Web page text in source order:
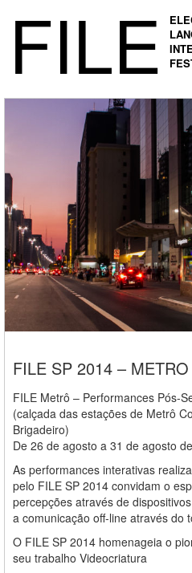
FILE
FILE SP 2014 – METRO
FILE Metrô – Performances Pós-
(calçada das estações de Metrô
Brigadeiro)
De 26 de agosto a 31 de agosto
As performances interativas
pelo FILE SP 2014 convidam o
percepções através de
a comunicação off-line através do
O FILE SP 2014 homenageia o
seu trabalho Videocriatura